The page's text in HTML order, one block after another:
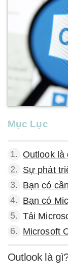
Mục Lục
1. Outlook là
2. Sự phát
3. Bạn có
4. Bạn có
5. Tải
6. Microsoft
Outlook là